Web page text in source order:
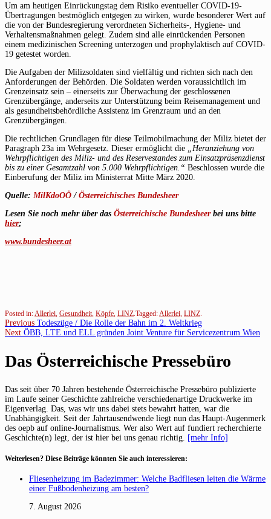
Um am heutigen Einrückungstag dem Risiko eventueller COVID-19-
Übertragungen bestmöglich entgegen zu wirken, wurde besonderer Wert auf
die von der Bundesregierung verordneten Sicherheits-, Hygiene- und
Verhaltensmaßnahmen gelegt. Zudem sind alle einrückenden Personen
einem medizinischen Screening unterzogen und prophylaktisch auf COVID-
19 getestet worden.
Die Aufgaben der Milizsoldaten sind vielfältig und richten sich nach den
Anforderungen der Behörden. Die Soldaten werden voraussichtlich im
Grenzeinsatz sein – einerseits zur Überwachung der geschlossenen
Grenzübergänge, anderseits zur Unterstützung beim Reisemanagement und
als gesundheitsbehördliche Assistenz im Grenzraum und an den
Grenzübergängen.
Die rechtlichen Grundlagen für diese Teilmobilmachung der Miliz bietet der
Paragraph 23a im Wehrgesetz. Dieser ermöglicht die
„Heranziehung von
Wehrpflichtigen des Miliz- und des Reservestandes zum Einsatzpräsenzdienst
bis zu einer Gesamtzahl von 5.000 Wehrpflichtigen.“ Beschlossen wurde die
Einberufung der Miliz im Ministerrat Mitte März 2020.
Quelle: MilKdoOÖ / Österreichisches Bundesheer
Lesen Sie noch mehr über das Österreichische Bundesheerbei uns bitte
hier;
www.bundesheer.at
Posted in: Allerlei Gesundheit Köpfe LINZ Tagged: Allerlei LINZ
Beitragsnavigation
Previous Previous
post:
Todeszüge / Die Rolle der Bahn im 2. Weltkrieg
Next Next
ÖBB, LTE und ELL gründen Joint Venture für Servicezentrum Wien
Das Österreichische Pressebüro
Das seit über 70 Jahren bestehende Österreichische Pressebüro publizierte
im Laufe seiner Geschichte zahlreiche verschiedenartige Druckwerke im
Eigenverlag. Das, was wir uns dabei stets bewahrt hatten, war die
Unabhängigkeit. Seit der Jahrtausendwende liegt nun das Haupt-Augenmerk
des oepb auf online-Journalismus. Wer also Wert auf fundiert recherchierte
Geschichte(n) legt, der ist hier bei uns genau richtig. [mehr Info]
Weiterlesen? Diese Beiträge könnten Sie auch interessieren:
Fliesenheizung im Badezimmer: Welche Badfliesen leiten die Wärme
einer Fußbodenheizung am besten?
7. August 2026